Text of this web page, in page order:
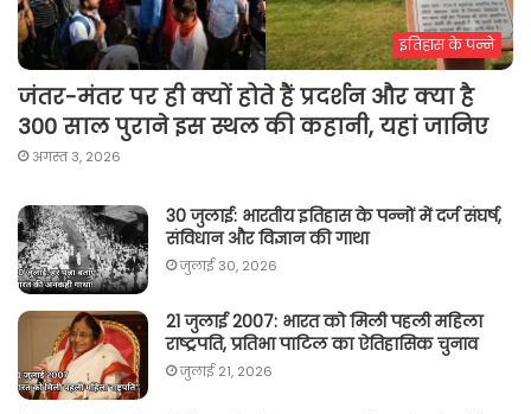
इतिहास के पन्ने
जंतर-मंतर पर ही क्यों होते हैं प्रदर्शन और क्या है
300 साल पुराने इस स्थल की कहानी, यहां जानिए
अगस्त 3, 2026
30 जुलाई: भारतीय इतिहास के पन्नों में दर्ज संघर्ष,
संविधान और विज्ञान की गाथा
जुलाई 30, 2026
21 जुलाई 2007: भारत को मिली पहली महिला
राष्ट्रपति, प्रतिभा पाटिल का ऐतिहासिक चुनाव
जुलाई 21, 2026